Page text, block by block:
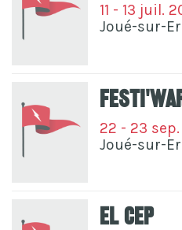
11 - 13 juil.
Joué-sur-
22 - 23
Joué-sur-
El Cep